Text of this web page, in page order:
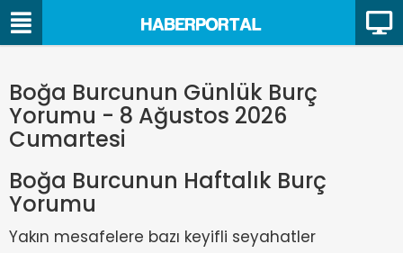
Boğa Burcunun Günlük Burç
Yorumu - 8 Ağustos 2026
Cumartesi
Boğa Burcunun Haftalık Burç
Yorumu
Yakın mesafelere bazı keyifli seyahatler